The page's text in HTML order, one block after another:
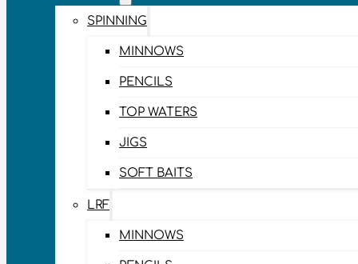
SPINNING
MINNOWS
PENCILS
TOP WATERS
JIGS
SOFT BAITS
LRF
MINNOWS